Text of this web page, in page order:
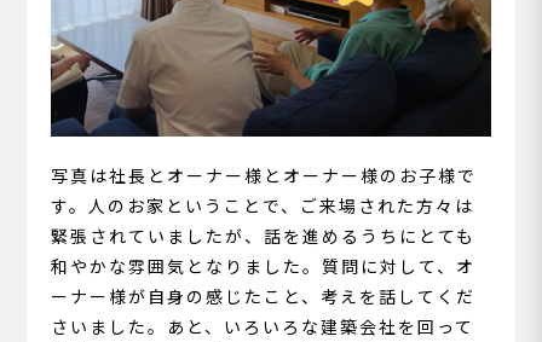
写真は社長とオーナー様とオーナー様のお子様で
す。人のお家ということで、ご来場された方々は
緊張されていましたが、話を進めるうちにとても
和やかな雰囲気となりました。質問に対して、オ
ーナー様が自身の感じたこと、考えを話してくだ
さいました。あと、いろいろな建築会社を回って